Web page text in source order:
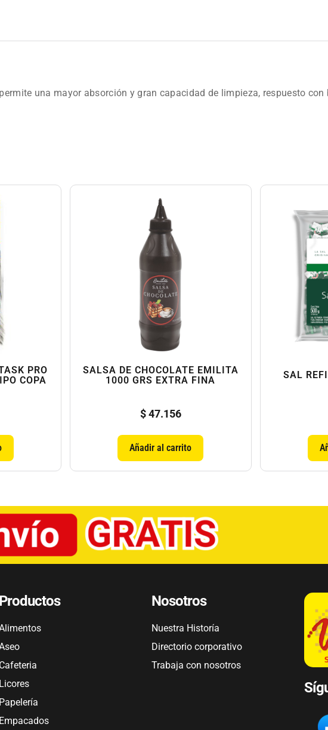
una mayor absorción y gran capacidad de limpieza, respuesto
PRO
COPA
SALSA DE CHOCOLATE EMILITA
1000 GRS EXTRA FINA
$47.156
Añadir al carrito
SAL
Productos
Cafeteria
Licores
Papelería
Empacados
Nosotros
Nuestra Historía
Directorio corporativo
Trabaja con nosotros